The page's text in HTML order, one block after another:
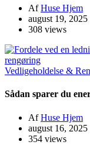
AfHuse Hjem
august 19, 2025
308 views
Vedligeholdelse &
Sådan sparer du
AfHuse Hjem
august 16, 2025
354 views